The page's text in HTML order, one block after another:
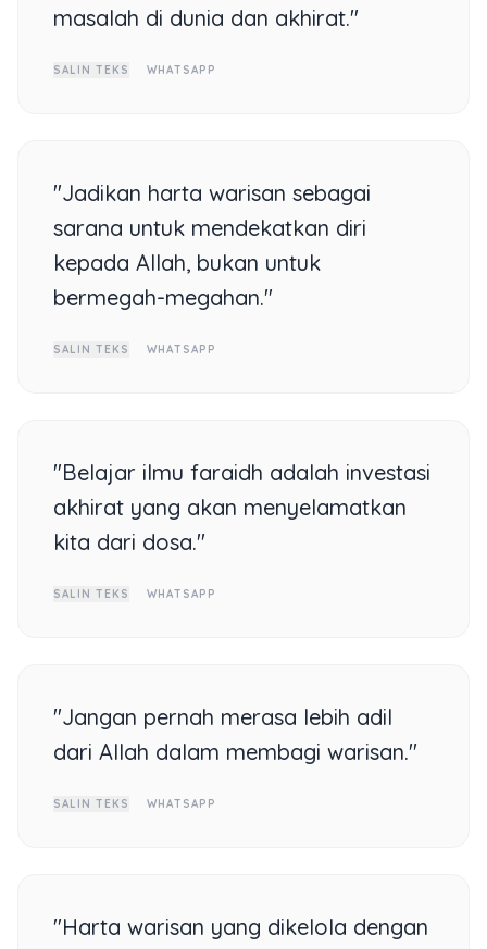
masalah di dunia dan akhirat."
SALIN TEKS WHATSAPP
"Jadikan harta warisan sebagai
sarana untuk mendekatkan diri
kepada Allah, bukan untuk
bermegah-megahan."
SALIN TEKS WHATSAPP
"Belajar ilmu faraidh adalah investasi
akhirat yang akan menyelamatkan
kita dari dosa."
SALIN TEKS WHATSAPP
"Jangan pernah merasa lebih adil
dari Allah dalam membagi warisan."
SALIN TEKS WHATSAPP
"Harta warisan yang dikelola dengan